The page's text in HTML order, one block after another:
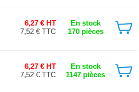
6,27 € HT
7,52 € TTC
En stock
170 pièces
6,27 € HT
7,52 € TTC
En stock
1147 pièces